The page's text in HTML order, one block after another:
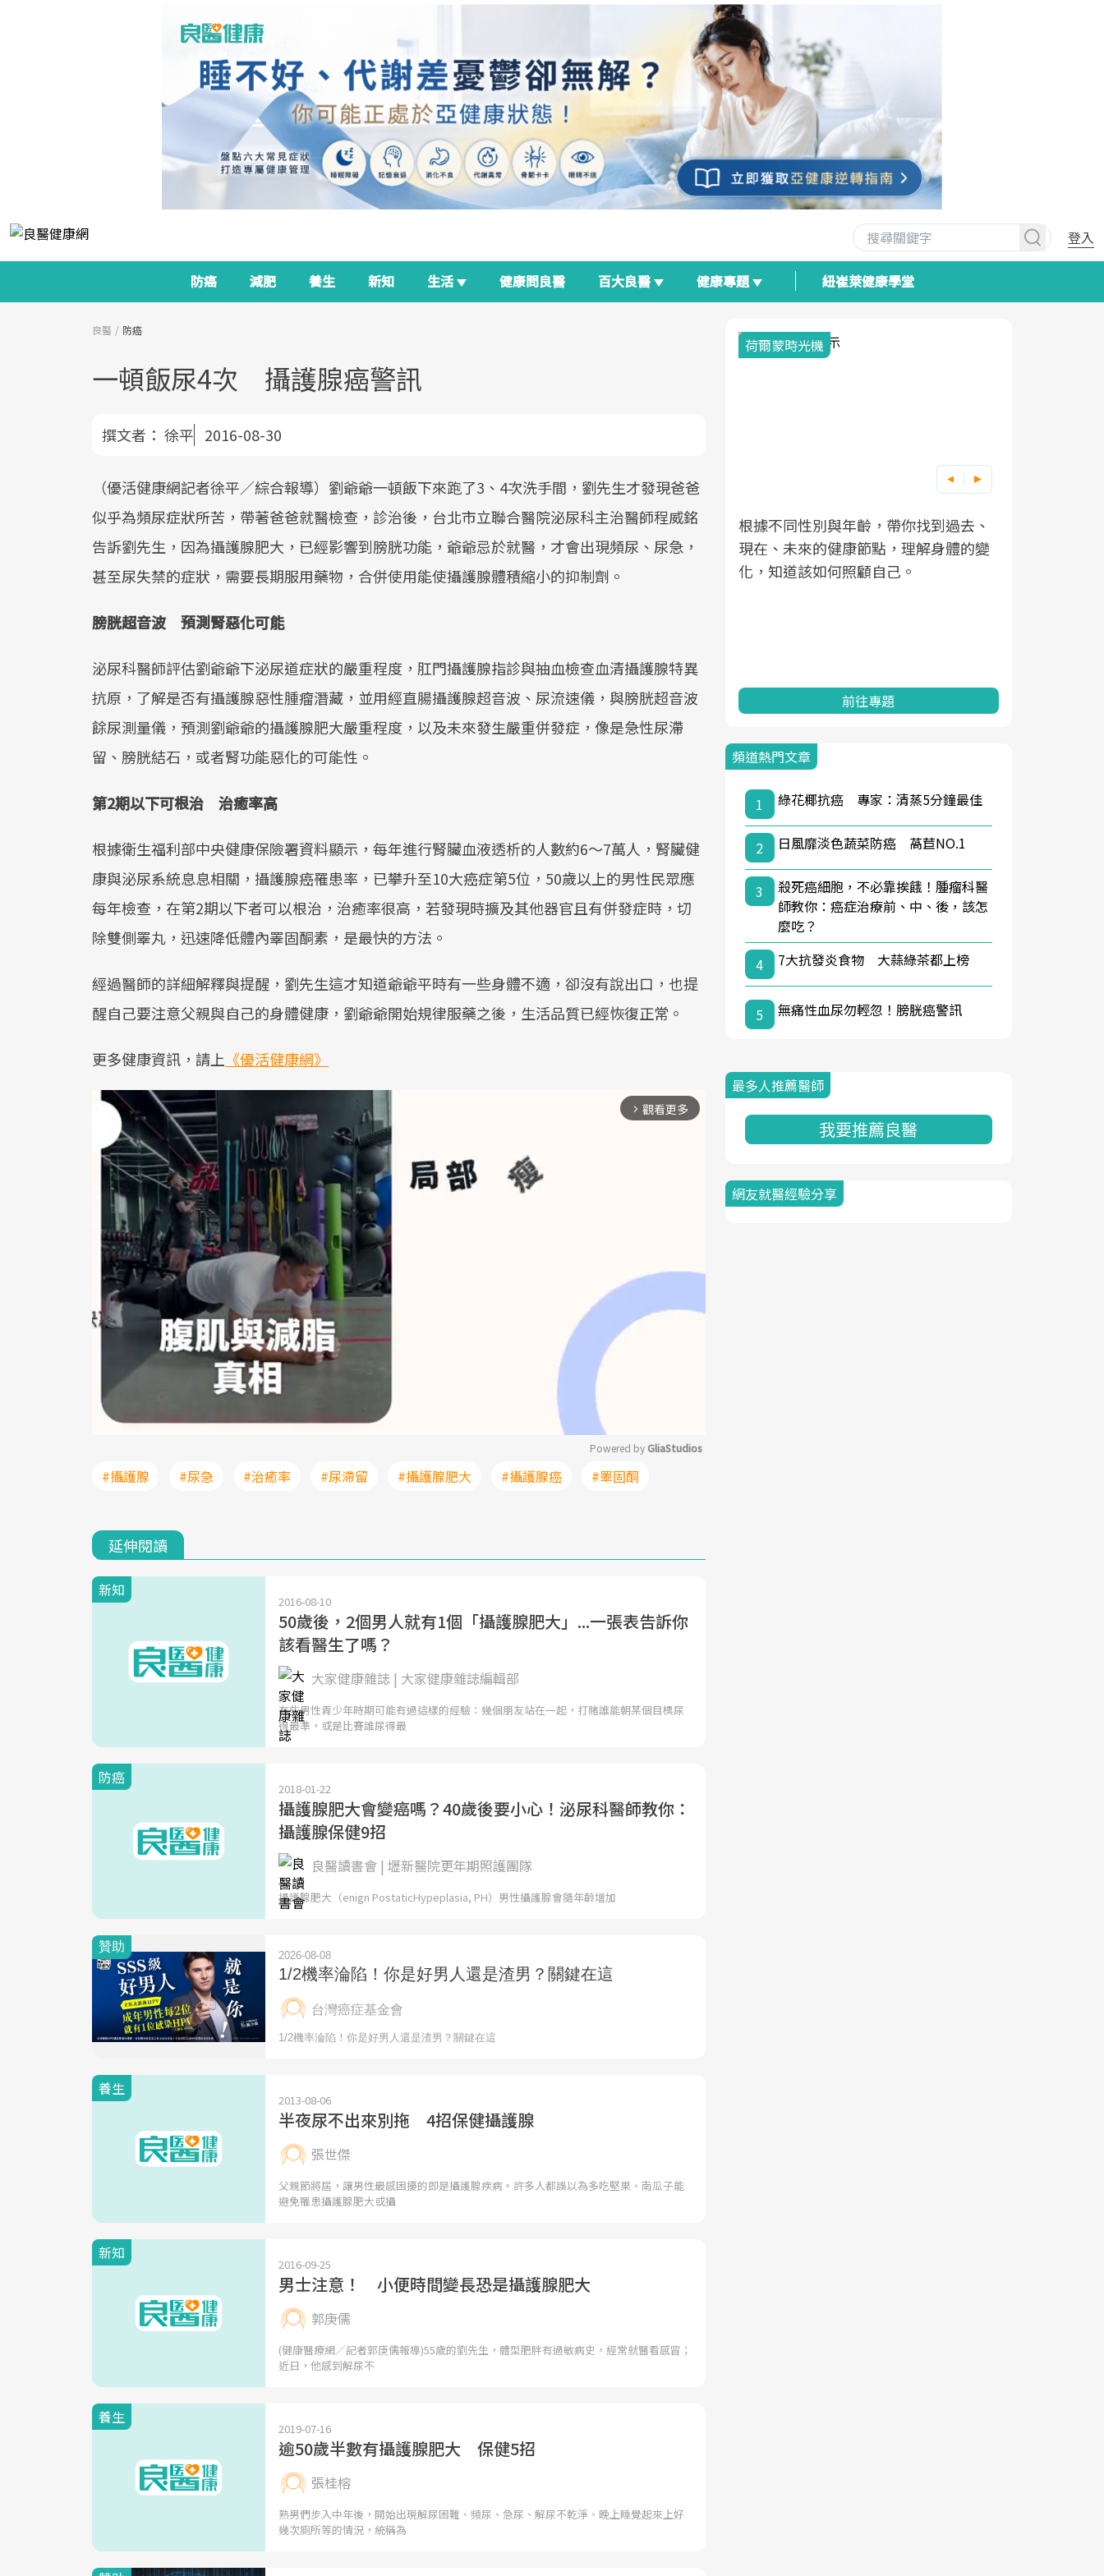
登入
防癌 減肥 養生 新知 生活 健康問良醫 百大良醫 健康專題 紐崔萊健康學堂
良醫 防癌
一頓飯尿4次 攝護腺癌警訊
撰文者： 徐平 2016-08-30
（優活健康網記者徐平／綜合報導）劉爺爺一頓飯下來跑了3、4次洗手間，劉先生才發現爸爸
似乎為頻尿症狀所苦，帶著爸爸就醫檢查，診治後，台北市立聯合醫院泌尿科主治醫師程威銘
告訴劉先生，因為攝護腺肥大，已經影響到膀胱功能，爺爺忌於就醫，才會出現頻尿、尿急，
甚至尿失禁的症狀，需要長期服用藥物，合併使用能使攝護腺體積縮小的抑制劑。
膀胱超音波 預測腎惡化可能
泌尿科醫師評估劉爺爺下泌尿道症狀的嚴重程度，肛門攝護腺指診與抽血檢查血清攝護腺特異
抗原，了解是否有攝護腺惡性腫瘤潛藏，並用經直腸攝護腺超音波、尿流速儀，與膀胱超音波
餘尿測量儀，預測劉爺爺的攝護腺肥大嚴重程度，以及未來發生嚴重併發症，像是急性尿滯
留、膀胱結石，或者腎功能惡化的可能性。
第2期以下可根治 治癒率高
根據衛生福利部中央健康保險署資料顯示，每年進行腎臟血液透析的人數約6～7萬人，腎臟健
康與泌尿系統息息相關，攝護腺癌罹患率，已攀升至10大癌症第5位，50歲以上的男性民眾應
每年檢查，在第2期以下者可以根治，治癒率很高，若發現時擴及其他器官且有併發症時，切
除雙側睪丸，迅速降低體內睪固酮素，是最快的方法。
經過醫師的詳細解釋與提醒，劉先生這才知道爺爺平時有一些身體不適，卻沒有說出口，也提
醒自己要注意父親與自己的身體健康，劉爺爺開始規律服藥之後，生活品質已經恢復正常。
更多健康資訊，請上 《優活健康網》
arrow_forward_ios 觀看更多
Powered by GliaStudios
#攝護腺 #尿急 #治癒率 #尿滯留 #攝護腺肥大 #攝護腺癌 #睪固酮
延伸閱讀
新知
2016-08-10
50歲後，2個男人就有1個「攝護腺肥大」...一張表告訴你
該看醫生了嗎？
大家健康雜誌 | 大家健康雜誌編輯部
有些男性青少年時期可能有過這樣的經驗：幾個朋友站在一起，打賭誰能朝某個目標尿
得最準，或是比賽誰尿得最
防癌
2018-01-22
攝護腺肥大會變癌嗎？40歲後要小心！泌尿科醫師教你：
攝護腺保健9招
良醫讀書會 | 壢新醫院更年期照護團隊
攝護腺肥大（enign PostaticHypeplasia, PH）男性攝護腺會隨年齡增加
養生
2013-08-06
半夜尿不出來別拖 4招保健攝護腺
張世傑
父親節將屆，讓男性最感困擾的即是攝護腺疾病。許多人都誤以為多吃堅果、南瓜子能
避免罹患攝護腺肥大或攝
新知
2016-09-25
男士注意！ 小便時間變長恐是攝護腺肥大
郭庚儒
(健康醫療網／記者郭庚儒報導)55歲的劉先生，體型肥胖有過敏病史，經常就醫看感冒；
近日，他感到解尿不
養生
2019-07-16
逾50歲半數有攝護腺肥大 保健5招
張桂榕
熟男們步入中年後，開始出現解尿困難、頻尿、急尿、解尿不乾淨、晚上睡覺起來上好
幾次廁所等的情況，統稱為
面對超高齡社會的浪潮，台灣正在快速
邁向「健康照護」的新時代。隨著國家
政策如「健康台灣推動委員會」與「長
狀況、啟動健康管理的重要起點。
前往專題
2025年，就到良醫生活祭體驗「一站式
健康新生活」，從講座、體驗到運動，
全面啟動你的健康革命！
前往專題
良醫健康網從「換季的身體變化」出
發，透過醫學觀點與日常感受的對話，
建立對亞健康的認知，進而引導實際的
前往專題
荷爾蒙時光機
根據不同性別與年齡，帶你找到過去、
現在、未來的健康節點，理解身體的變
化，知道該如何照顧自己。
前往專題
頻道熱門文章
1 綠花椰抗癌 專家：清蒸5分鐘最佳
2 日風靡淡色蔬菜防癌 萵苣NO.1
3
殺死癌細胞，不必靠挨餓！腫瘤科醫
師教你：癌症治療前、中、後，該怎
麼吃？
4
7大抗發炎食物 大蒜綠茶都上榜
5 無痛性血尿勿輕忽！膀胱癌警訊
最多人推薦醫師
我要推薦良醫
網友就醫經驗分享